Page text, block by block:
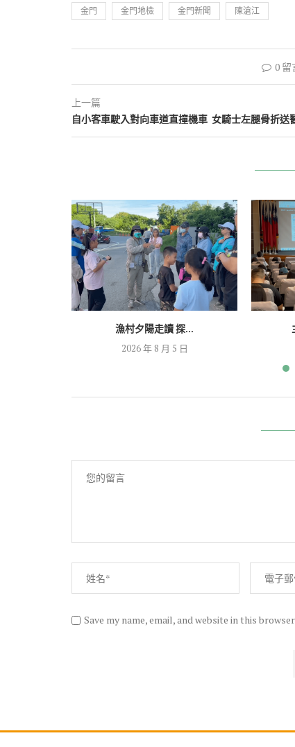
金門 金門地檢 金門新聞 陳滄江
0 留
上一篇
自小客車駛入對向車道直撞機車 女騎士左腿骨折送
漁村夕陽走讀 探...
2026 年 8 月 5 日
Save my name, email, and website in this